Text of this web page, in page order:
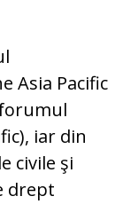
Asia Pacific
iar din
civile şi
drept